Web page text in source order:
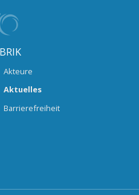
Akteure
Aktuelles
Barrierefreiheit